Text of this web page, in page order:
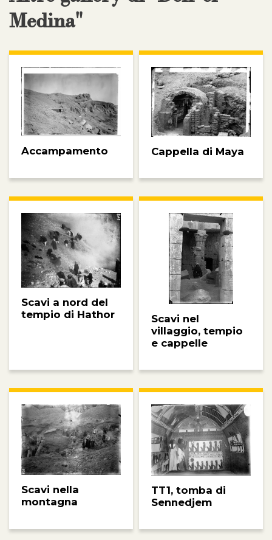
Medina"
Accampamento Cappella di Maya
Scavi a nord del
tempio di Hathor
Scavi nel
villaggio, tempio
e cappelle
Scavi nella
montagna
TT1, tomba di
Sennedjem